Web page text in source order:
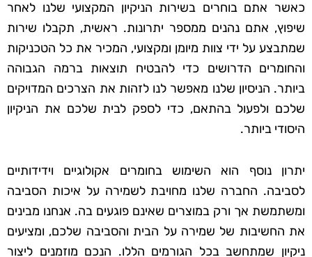
כאשר אתם בוחרים בשירות הניקיון המקצועי שלנו לאחר
שיפוץ, אתם נהנים ממספר יתרונות. ראשית, תקבלו שירות
שמתבצע על ידי צוות מיומן ומקצועי, המכיר את כל הטכניקות
והחומרים הדרושים כדי להבטיח תוצאות ברמה הגבוהה
ביותר. הניסיון שלנו מאפשר לנו לזהות את הצרכים המדויקים
שלכם ולפעול בהתאם, כדי לספק לבית שלכם את הניקיון
היסודי ביותר.
יתרון נוסף הוא השימוש בחומרים אקולוגיים וידידותיים
לסביבה. החברה שלנו מחויבת לשמירה על איכות הסביבה
ומשתמשת אך ורק במוצרים שאינם פוגעים בה. אנחנו מבינים
את החשיבות של שמירה על הבית והסביבה שלכם, ומציעים
ניקיון שמתחשב בכל הגורמים הללו. הנכם מוזמנים ליצור